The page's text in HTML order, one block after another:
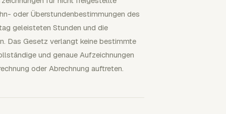
oder Überstundenbestimmungen des
geleisteten Stunden und die
Das Gesetz verlangt keine bestimmte
und genaue Aufzeichnungen
oder Abrechnung auftreten.